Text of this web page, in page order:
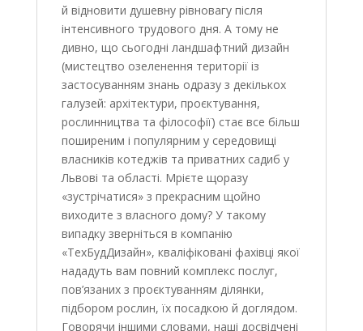
й відновити душевну рівновагу після
інтенсивного трудового дня. А тому не
дивно, що сьогодні ландшафтний дизайн
(мистецтво озеленення території із
застосуванням знань одразу з декількох
галузей: архітектури, проєктування,
рослинництва та філософії) стає все більш
поширеним і популярним у середовищі
власників котеджів та приватних садиб у
Львові та області. Мрієте щоразу
«зустрічатися» з прекрасним щойно
виходите з власного дому? У такому
випадку зверніться в компанію
«ТехБудДизайн», кваліфіковані фахівці якої
нададуть вам повний комплекс послуг,
пов’язаних з проєктуванням ділянки,
підбором рослин, їх посадкою й доглядом.
Говорячи іншими словами, наші досвідчені